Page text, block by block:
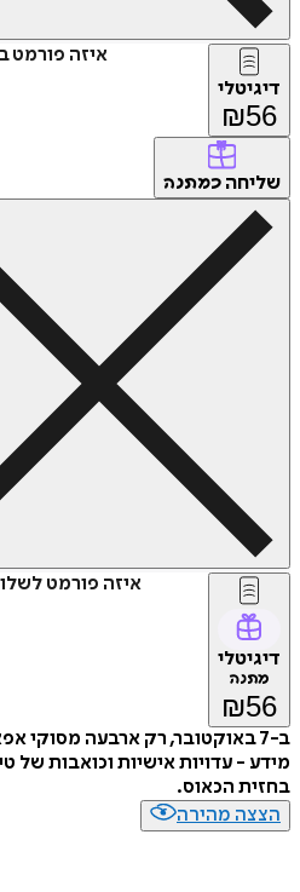
איזה פורמט
דיגיטלי
₪56
שליחה כמתנה
איזה פורמט
דיגיטלי
מתנה
₪56
ב-7 באוקטובר, רק ארבעה מסוקי
מידע - עדויות אישיות וכואבות של
בחזית הכאוס.
הצצה מהירה